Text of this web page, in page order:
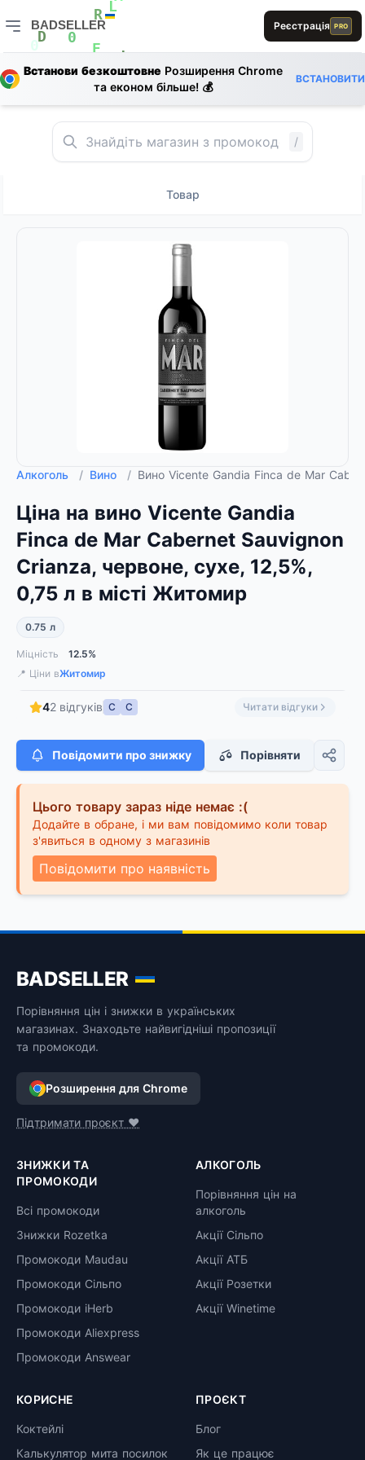
0
1
1
L
A
D 0
A
R
E R
L
R
BADSELLER
BADSELLER — порівняння цін і знижки
Реєстрація PRO
Встанови безкоштовне Розширення Chrome
та економ більше! 💰
ВСТАНОВИТИ
/
Товар
Алкоголь / Вино / Вино Vicente Gandia Finca de Mar
Ціна на вино Vicente Gandia
Finca de Mar Cabernet Sauvignon
Crianza, червоне, сухе, 12,5%,
0,75 л в місті Житомир
0.75 л
Міцність
12.5%
📍 Ціни вЖитомир
42 відгуків С С Читати відгуки
Повідомити про знижку Порівняти
Цього товару зараз ніде немає :(
Додайте в обране, і ми вам повідомимо коли товар
з'явиться в одному з магазинів
Повідомити про наявність
BADSELLER
Порівняння цін і знижки в українських
магазинах. Знаходьте найвигідніші пропозиції
та промокоди.
Розширення для Chrome
Підтримати проєкт ❤️
ЗНИЖКИ ТА
ПРОМОКОДИ
Всі промокоди
Знижки Rozetka
Промокоди Maudau
Промокоди Сільпо
Промокоди iHerb
Промокоди Aliexpress
Промокоди Answear
АЛКОГОЛЬ
Порівняння цін на
алкоголь
Акції Сільпо
Акції АТБ
Акції Розетки
Акції Winetime
КОРИСНЕ
Коктейлі
Калькулятор мита посилок
ПРОЄКТ
Блог
Як це працює